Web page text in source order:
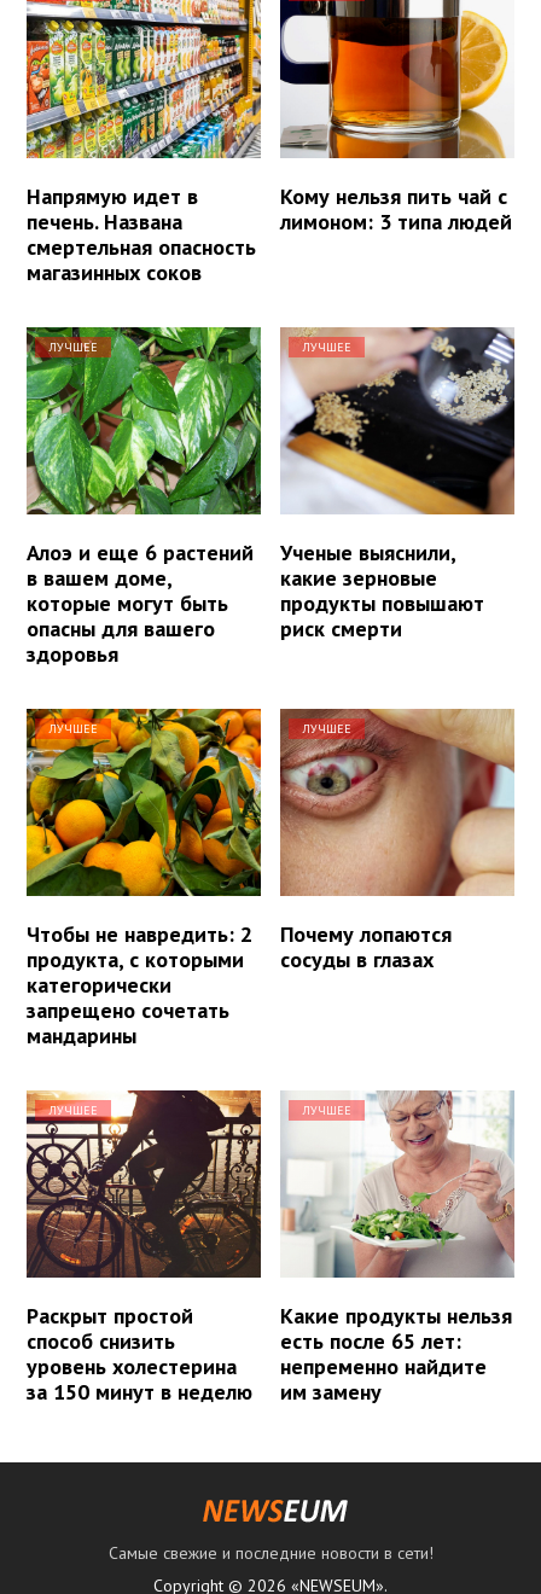
Напрямую идет в
печень. Названа
смертельная опасность
магазинных соков
Кому нельзя пить чай с
лимоном: 3 типа людей
ЛУЧШЕЕ
Алоэ и еще 6 растений
в вашем доме,
которые могут быть
опасны для вашего
здоровья
ЛУЧШЕЕ
Ученые выяснили,
какие зерновые
продукты повышают
риск смерти
ЛУЧШЕЕ
Чтобы не навредить: 2
продукта, с которыми
категорически
запрещено сочетать
мандарины
ЛУЧШЕЕ
Почему лопаются
сосуды в глазах
ЛУЧШЕЕ
Раскрыт простой
способ снизить
уровень холестерина
за 150 минут в неделю
ЛУЧШЕЕ
Какие продукты нельзя
есть после 65 лет:
непременно найдите
им замену
Самые свежие и последние новости в сети!
Copyright © 2026 «NEWSEUM».